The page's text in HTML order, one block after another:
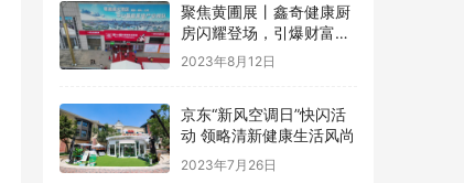
聚焦黄圃展丨鑫奇健康厨
房闪耀登场，引爆财富盛
宴
2023年8月12日
京东“新风空调日”快闪活
动 领略清新健康生活风尚
2023年7月26日